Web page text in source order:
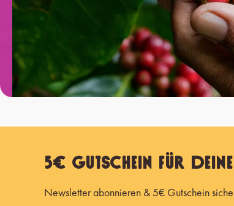
5€ Gutschein für
Newsletter abonnieren & 5€ Gutschein